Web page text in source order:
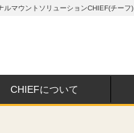
マウントソリューションCHIEF(チーフ)
CHIEFについて